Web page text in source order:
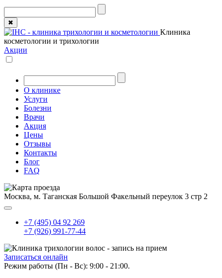
✖
Клиника
косметологии и трихологии
Акции
О клинике
Услуги
Болезни
Врачи
Акция
Цены
Отзывы
Контакты
Блог
FAQ
Москва, м. Таганская Большой Факельный переулок 3 стр 2
+7 (495) 04 92 269
+7 (926) 991-77-44
Записаться онлайн
Режим работы (Пн - Вс): 9:00 - 21:00.